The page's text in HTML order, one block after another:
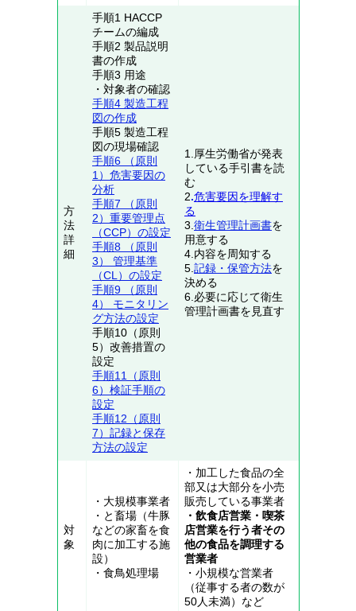
方
法
詳
細
手順1 HACCP
チームの編成
手順2 製品説明
書の作成
手順3 用途
・対象者の確認
手順4 製造工程
図の作成
手順5 製造工程
図の現場確認
手順6 （原則
1）危害要因の
分析
手順7 （原則
2）重要管理点
（CCP）の設定
手順8 （原則
3） 管理基準
（CL）の設定
手順9 （原則
4） モニタリン
グ方法の設定
手順10（原則
5）改善措置の
設定
手順11（原則
6）検証手順の
設定
手順12（原則
7）記録と保存
方法の設定
1.厚生労働省が発表
している手引書を読
む
2.危害要因を理解す
る
3. 衛生管理計画書を
用意する
4.内容を周知する
5. 記録・保管方法を
決める
6.必要に応じて衛生
管理計画書を見直す
対
象
・大規模事業者
・と畜場（牛豚
などの家畜を食
肉に加工する施
設）
・食鳥処理場
・加工した食品の全
部又は大部分を小売
販売している事業者
・飲食店営業・喫茶
店営業を行う者その
他の食品を調理する
営業者
・小規模な営業者
（従事する者の数が
50人未満）など